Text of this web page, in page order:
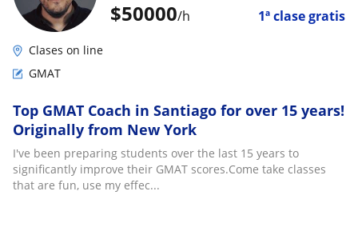
$50000/h 1ª clase gratis
Clases on line
GMAT
Top GMAT Coach in Santiago for over 15 years!
Originally from New York
I've been preparing students over the last 15 years to
significantly improve their GMAT scores.Come take classes
that are fun, use my effec...